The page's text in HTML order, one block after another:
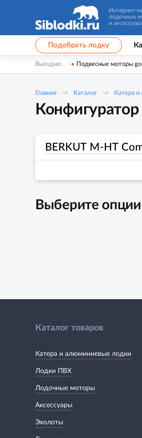
Интернет-
лодочных
и
Подобрать лодку
Выгодно: Подвесные моторы
Главная Каталог Катера
BERKUT M-HT
Выберите опции
Каталог товаров
Катера и алюминиевые лодки
Лодки ПВХ
Лодочные моторы
Аксессуары
Эхолоты